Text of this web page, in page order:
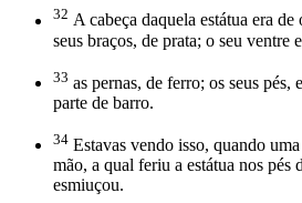
32 A cabeça daquela estátua era
seus braços, de prata; o seu ventre
33 as pernas, de ferro; os seus pés,
parte de barro.
34 Estavas vendo isso, quando
mão, a qual feriu a estátua nos pés
esmiuçou.